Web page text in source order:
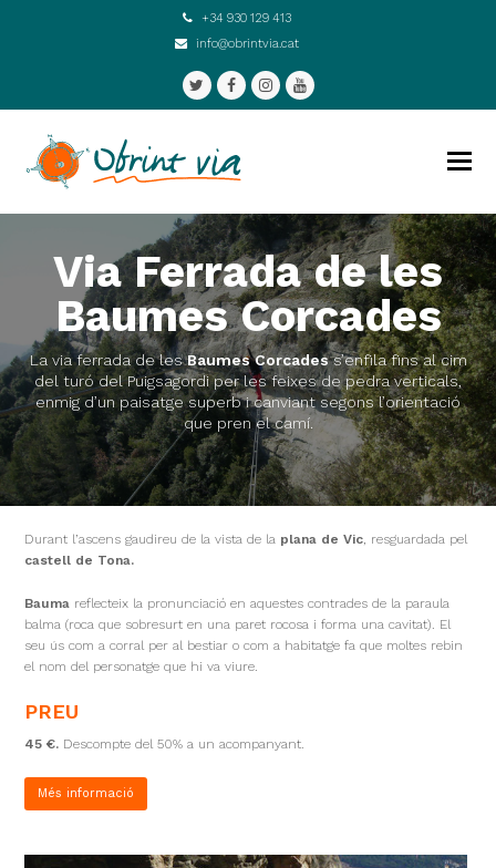
+34 930 129 413
info@obrintvia.cat
TwitterFacebook
Instagram
Youtube
Via Ferrada de les
Baumes Corcades
La via ferrada de lesBaumes Corcadess’enfila fins al cim
del turó del Puigsagordi per les feixes de pedra verticals,
enmig d’un paisatge superb i canviant segons l’orientació
que pren el camí.
Durant l’ascens gaudireu de la vista de la plana de Vic , resguardada pel
castell de Tona.
Bauma reflecteix la pronunciació en aquestes contrades de la paraula
balma (roca que sobresurt en una paret rocosa i forma una cavitat). El
seu ús com a corral per al bestiar o com a habitatge fa que moltes rebin
el nom del personatge que hi va viure.
PREU
45 €. Descompte del 50% a un acompanyant.
Més informació